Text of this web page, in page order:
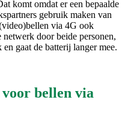
komt omdat er een bepaalde
gebruik maken van
via 4G ook
door beide personen,
gaat de batterij langer mee.
bellen via